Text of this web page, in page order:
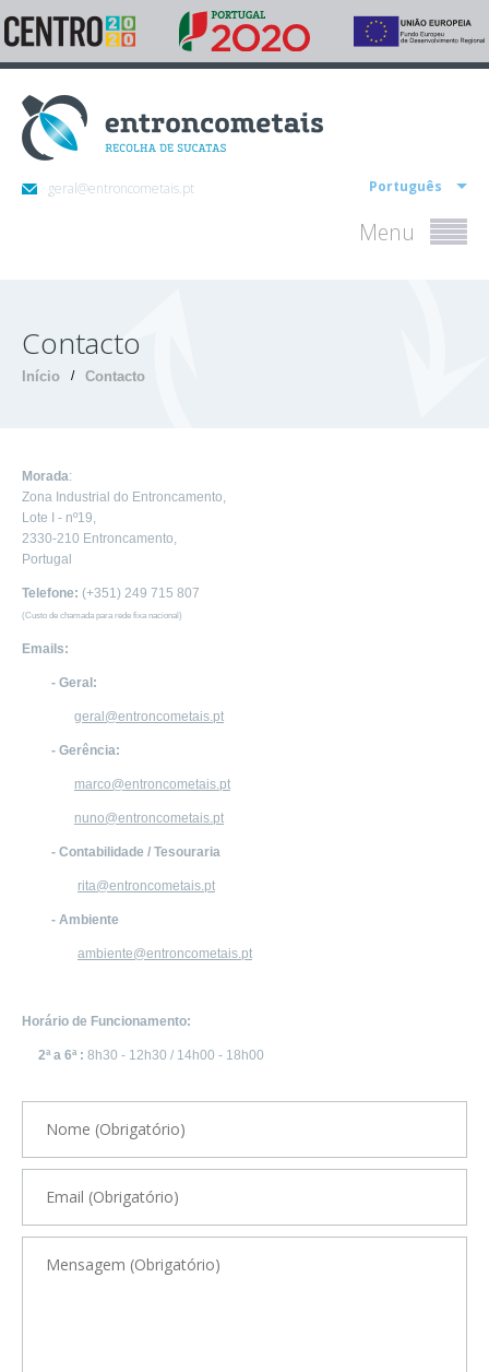
geral@entroncometais.pt Português
Menu
Contacto
Início / Contacto
Morada:
Zona Industrial do Entroncamento,
Lote I - nº19,
2330-210 Entroncamento,
Portugal
Telefone: (+351) 249 715 807
(Custo de chamada para rede fixa nacional)
Emails:
- Geral:
geral@entroncometais.pt
- Gerência:
marco@entroncometais.pt
nuno@entroncometais.pt
- Contabilidade / Tesouraria
rita@entroncometais.pt
- Ambiente
ambiente@entroncometais.pt
Horário de Funcionamento:
2ª a 6ª : 8h30 - 12h30 / 14h00 - 18h00